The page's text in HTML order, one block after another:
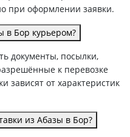
при оформлении заявки.
в Бор курьером?
документы, посылки,
к перевозке
зависят от характеристик
из Абазы в Бор?